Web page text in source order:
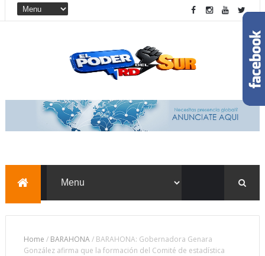
Home / BARAHONA/ BARAHONA: Gobernadora Genara
González afirma que la formación del Comité de estadística